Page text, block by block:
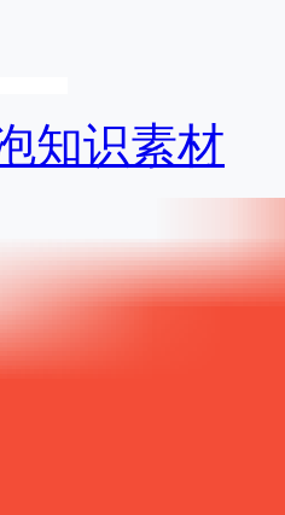
知识素材